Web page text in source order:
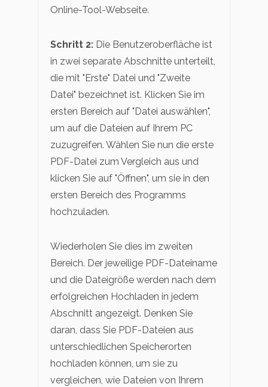
Online-Tool-Webseite.
Schritt 2: Die Benutzeroberfläche ist
in zwei separate Abschnitte unterteilt,
die mit "Erste" Datei und "Zweite
Datei" bezeichnet ist. Klicken Sie im
ersten Bereich auf "Datei auswählen",
um auf die Dateien auf Ihrem PC
zuzugreifen. Wählen Sie nun die erste
PDF-Datei zum Vergleich aus und
klicken Sie auf "Öffnen", um sie in den
ersten Bereich des Programms
hochzuladen.
Wiederholen Sie dies im zweiten
Bereich. Der jeweilige PDF-Dateiname
und die Dateigröße werden nach dem
erfolgreichen Hochladen in jedem
Abschnitt angezeigt. Denken Sie
daran, dass Sie PDF-Dateien aus
unterschiedlichen Speicherorten
hochladen können, um sie zu
vergleichen, wie Dateien von Ihrem